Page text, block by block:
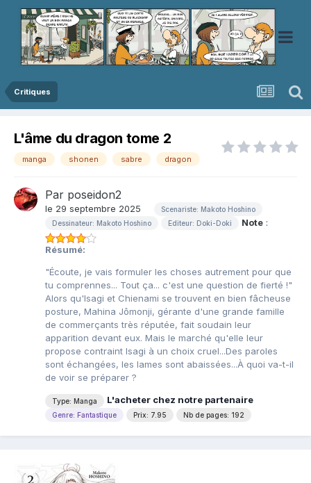
Critiques
L'âme du dragon tome 2
manga shonen sabre dragon
Par poseidon2
le 29 septembre 2025
Scenariste: Makoto Hoshino
Dessinateur: Makoto Hoshino
Editeur: Doki-Doki Note :
Résumé:
"Écoute, je vais formuler les choses autrement pour que
tu comprennes... Tout ça... c'est une question de fierté !"
Alors qu'Isagi et Chienami se trouvent en bien fâcheuse
posture, Mahina Jômonji, gérante d'une grande famille
de commerçants très réputée, fait soudain leur
apparition devant eux. Mais le marché qu'elle leur
propose contraint Isagi à un choix cruel...Des paroles
sont échangées, les lames sont abaissées...À quoi va-t-il
de voir se préparer ?
Type: Manga L'acheter chez notre partenaire
Genre: Fantastique Prix: 7.95 Nb de pages: 192